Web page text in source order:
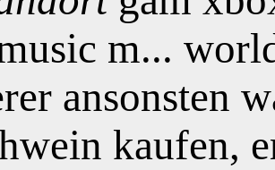
m...
ansonsten
kaufen,